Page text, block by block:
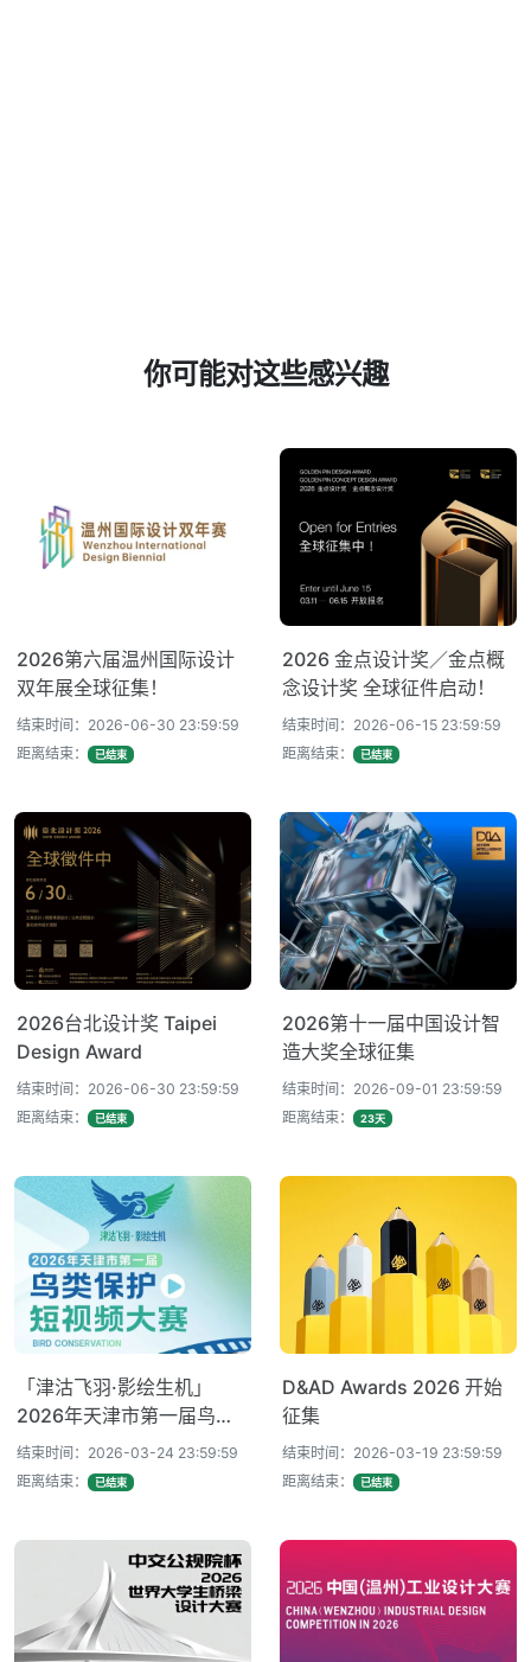
你可能对这些感兴趣
2026第六届温州国际设计
双年展全球征集！
结束时间：2026-06-30 23:59:59
距离结束：
已结束
2026 金点设计奖／金点概
念设计奖 全球征件启动！
结束时间：2026-06-15 23:59:59
距离结束：
已结束
2026台北设计奖 Taipei
Design Award
结束时间：2026-06-30 23:59:59
距离结束：
已结束
2026第十一届中国设计智
造大奖全球征集
结束时间：2026-09-01 23:59:59
距离结束：
23天
「津沽飞羽·影绘生机」
2026年天津市第一届鸟类
保护短视频大赛
结束时间：2026-03-24 23:59:59
距离结束：
已结束
D&AD Awards 2026 开始
征集
结束时间：2026-03-19 23:59:59
距离结束：
已结束